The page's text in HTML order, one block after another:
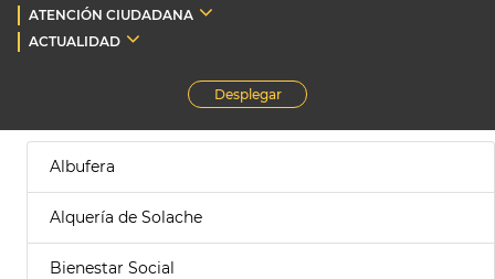
ATENCIÓN CIUDADANA
ACTUALIDAD
Desplegar
Albufera
Alquería de Solache
Bienestar Social